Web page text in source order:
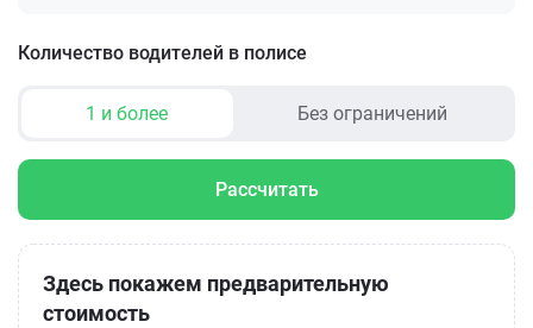
Количество водителей в полисе
1 и более Без ограничений
Рассчитать
Здесь покажем предварительную
стоимость